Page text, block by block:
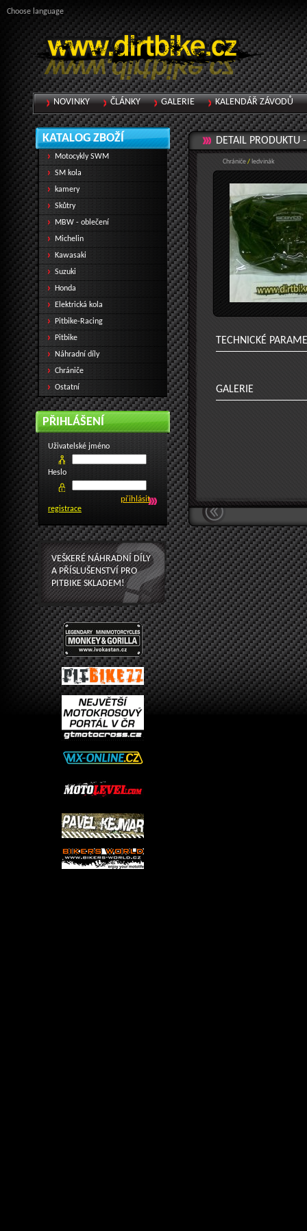
DETAIL PRODUKTU
Chrániče/ ledvinák
TECHNICKÉ
GALERIE
KATALOG ZBOŽÍ
Motocykly SWM
SM kola
kamery
Skůtry
MBW - oblečení
Michelin
Kawasaki
Suzuki
Honda
Elektrická kola
Pitbike-Racing
Pitbike
Náhradní díly
Chrániče
Ostatní
PŘIHLÁŠENÍ
Uživatelské jméno
Heslo
registrace
VEŠKERÉ NÁHRADNÍ DÍLY
A PŘÍSLUŠENSTVÍ PRO
PITBIKE SKLADEM!
NOVINKY ČLÁNKY GALERIE KALENDÁŘ ZÁVODŮ
Choose language